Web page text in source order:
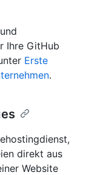
Ihre GitHub
Erste
.
direkt aus
Website